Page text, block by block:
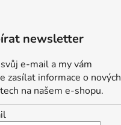
newsletter
e-mail a my vám
zasílat informace o nových
na našem e-shopu.